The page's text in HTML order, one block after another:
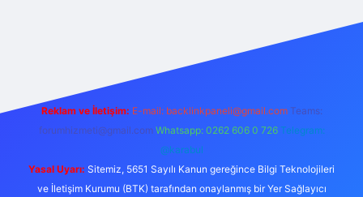
Reklam ve İletişim: E-mail: backlinkpaneli@gmail.com Teams:
forumhizmeti@gmail.com Whatsapp: 0262 606 0 726 Telegram:
@karabul
Yasal Uyarı: Sitemiz, 5651 Sayılı Kanun gereğince Bilgi Teknolojileri
ve İletişim Kurumu (BTK) tarafından onaylanmış bir Yer Sağlayıcı